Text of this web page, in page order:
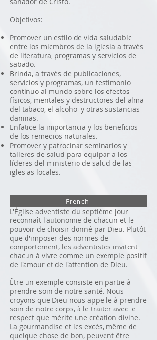
Objetivos:
Promover un estilo de vida saludable
entre los miembros de la iglesia a través
de literatura, programas y servicios de
sábado.
Brinda, a través de publicaciones,
servicios y programas, un testimonio
continuo al mundo sobre los efectos
físicos, mentales y destructores del alma
del tabaco, el alcohol y otras sustancias
dañinas.
Enfatice la importancia y los beneficios
de los remedios naturales.
Promover y patrocinar seminarios y
talleres de salud para equipar a los
líderes del ministerio de salud de las
iglesias locales.
French
L'Église adventiste du septième jour
reconnaît l'autonomie de chacun et le
pouvoir de choisir donné par Dieu. Plutôt
que d'imposer des normes de
comportement, les adventistes invitent
chacun à vivre comme un exemple positif
de l'amour et de l'attention de Dieu.
Être un exemple consiste en partie à
prendre soin de notre santé. Nous
croyons que Dieu nous appelle à prendre
soin de notre corps, à le traiter avec le
respect que mérite une création divine.
La gourmandise et les excès, même de
quelque chose de bon, peuvent être